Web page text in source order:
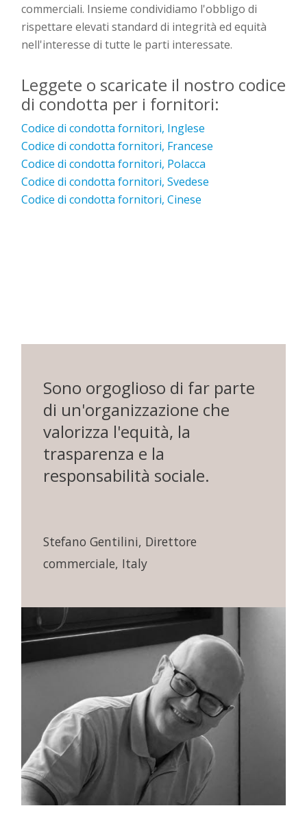
commerciali. Insieme condividiamo l'obbligo di
rispettare elevati standard di integrità ed equità
nell'interesse di tutte le parti interessate.
Leggete o scaricate il nostro codice
di condotta per i fornitori:
Codice di condotta fornitori, Inglese
Codice di condotta fornitori, Francese
Codice di condotta fornitori, Polacca
Codice di condotta fornitori, Svedese
Codice di condotta fornitori, Cinese
Sono orgoglioso di far parte
di un'organizzazione che
valorizza l'equità, la
trasparenza e la
responsabilità sociale.
Stefano Gentilini, Direttore
commerciale, Italy